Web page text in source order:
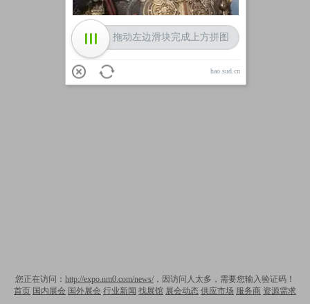
您正在访问： http://expo.nm0.com/news/ ，因访问人太多，需要您输入验证码！
首页 国内展会 国外展会 行业新闻 找展馆 展会动态 供应市场 服务商 资源需求
拖动左边滑块完成上方拼图
hao.sud.cn